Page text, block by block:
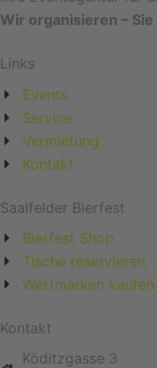
Wir organisieren –
Links
Events
Service
Vermietung
Kontakt
Saalfelder Bierfest
Bierfest Shop
Tische reservieren
Wertmarken kaufen
Kontakt
Köditzgasse 3